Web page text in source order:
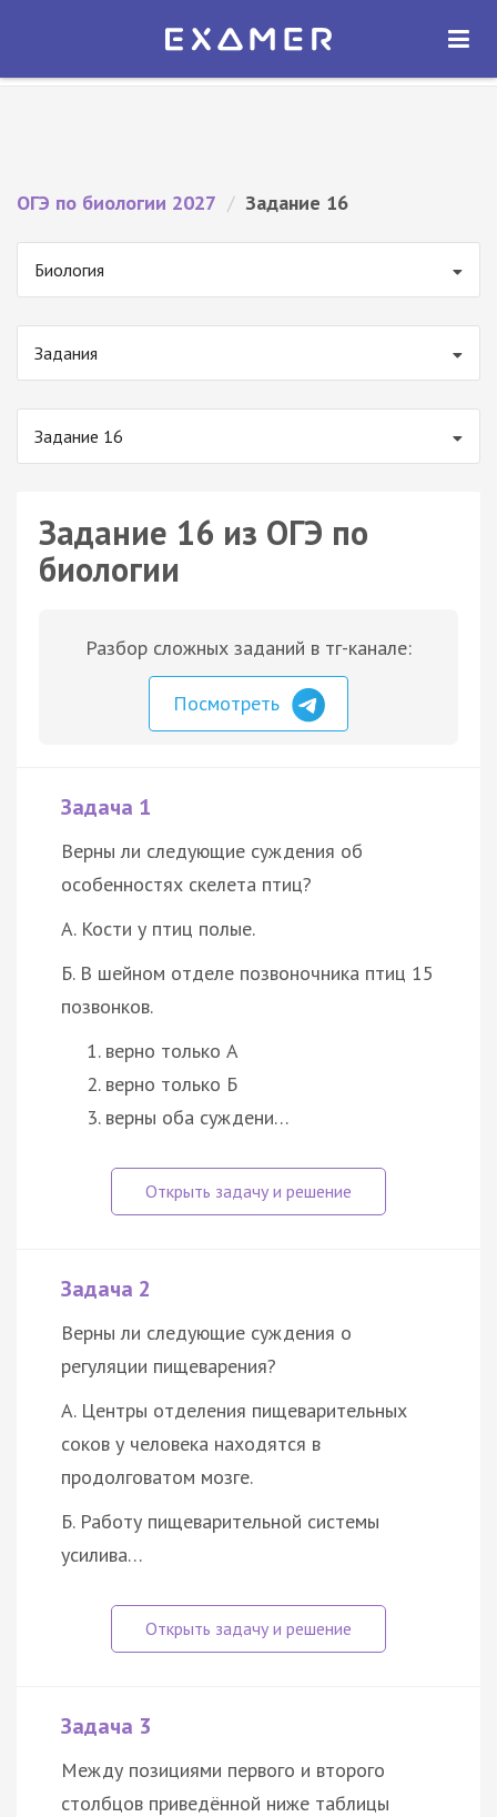
Экзамер — ЕГЭ 2027
ОТКРЫТЬ
ОГЭ по биологии 2027 / Задание 16
Биология
Задания
Задание 16
Задание 16 из ОГЭ по
биологии
Разбор сложных заданий в тг-канале:
Посмотреть
Задача 1
Верны ли следующие суждения об
особенностях скелета птиц?
А. Кости у птиц полые.
Б. В шейном отделе позвоночника птиц 15
позвонков.
верно только А
верно только Б
верны оба суждени…
Задача 2
Верны ли следующие суждения о
регуляции пищеварения?
А. Центры отделения пищеварительных
соков у человека находятся в
продолговатом мозге.
Б. Работу пищеварительной системы
усилива…
Задача 3
Между позициями первого и второго
столбцов приведённой ниже таблицы